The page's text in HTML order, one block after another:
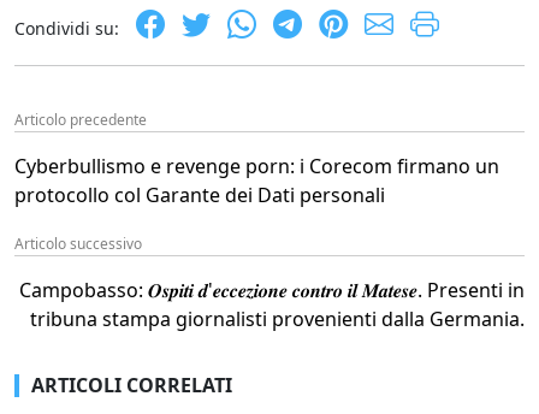
Condividi su:
Articolo precedente
Cyberbullismo e revenge porn: i Corecom firmano un
protocollo col Garante dei Dati personali
Articolo successivo
Campobasso: 𝑶𝒔𝒑𝒊𝒕𝒊 𝒅'𝒆𝒄𝒄𝒆𝒛𝒊𝒐𝒏𝒆 𝒄𝒐𝒏𝒕𝒓𝒐 𝒊𝒍 𝑴𝒂𝒕𝒆𝒔𝒆. Presenti in
tribuna stampa giornalisti provenienti dalla Germania.
ARTICOLI CORRELATI